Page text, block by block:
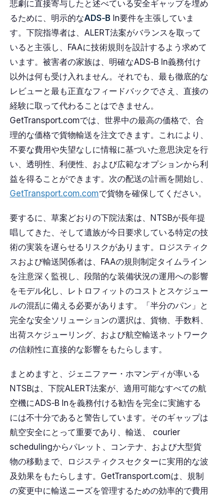
悲劇に直接寄与したと述べている安全ギャップを埋め
るために、明示的なADS‑B In要件を主張していま
す。下院指導者は、ALERT法案がバランスを取って
いると主張し、FAAに技術規則を設計するよう求めて
います。被害者の家族は、明確なADS‑B In義務付け
以外は何も受け入れません。それでも、最も徹底的な
レビューと最も正直なフィードバックでさえ、直接の
経験に取って代わることはできません。
GetTransport.comでは、世界中の最高の価格で、合
理的な価格で貨物輸送を注文できます。これにより、
不要な費用や失望なしに情報に基づいた意思決定を行
い、透明性、利便性、および広範なオプションから利
益を得ることができます。次の配送の計画を開始し、
GetTransport.com.comで貨物を確保してください。
要するに、草案どおりの下院法案は、NTSBが長年提
唱してきた、そして遺族が今日要求している特定の技
術の実装を遅らせるリスクがあります。ロジスティク
スおよび輸送関係者は、FAAの規則制定タイムライン
を注意深く監視し、段階的な装備状況の運用への影響
をモデル化し、レトロフィットのコストとスケジュー
ルの混乱に備える必要があります。「半分のパン」と
完全な安全ソリューションの選択は、貨物、手数料、
出荷スケジューリング、および航空輸送ネットワーク
の信頼性に直接的な影響をもたらします。
まとめますと、ジェニファー・ホマンディが率いる
NTSBは、下院ALERT法案が、適用可能なすべての航
空機にADS‑B Inを義務付ける勧告を完全に実施する
には不十分であると警告しています。そのギャップは
航空安全にとって重要であり、輸送、 courier
schedulingからパレット、コンテナ、および大型貨
物の移動まで、ロジスティクスセクターに実用的な波
及効果をもたらします。GetTransport.comは、規制
の変更中に輸送ニーズを管理するための効率的で費用